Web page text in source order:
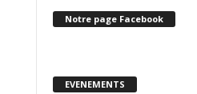
Notre page Facebook
EVENEMENTS